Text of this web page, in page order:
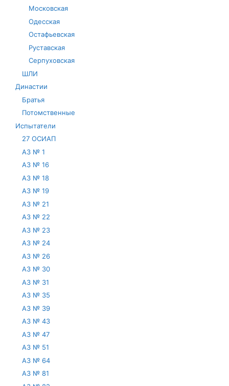
Московская
Одесская
Остафьевская
Руставская
Серпуховская
ШЛИ
Династии
Братья
Потомственные
Испытатели
27 ОСИАП
АЗ № 1
АЗ № 16
АЗ № 18
АЗ № 19
АЗ № 21
АЗ № 22
АЗ № 23
АЗ № 24
АЗ № 26
АЗ № 30
АЗ № 31
АЗ № 35
АЗ № 39
АЗ № 43
АЗ № 47
АЗ № 51
АЗ № 64
АЗ № 81